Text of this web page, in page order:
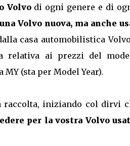
Volvodi ogni genere e di
Volvo nuova, ma anche
casa automobilistica
relativa ai prezzi del
(sta per Model Year).
raccolta, iniziando col dirvi
per la vostra Volvo